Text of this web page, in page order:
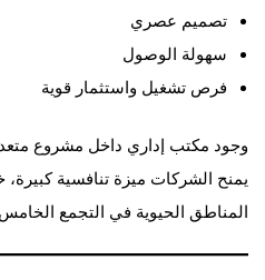
تصميم عصري
سهولة الوصول
فرص تشغيل واستثمار قوية
وجود مكتب إداري داخل مشروع
يمنح الشركات ميزة تنافسية
المناطق الحيوية في التجمع